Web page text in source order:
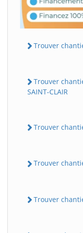
Trouver
Trouver
SAINT-CLAIR
Trouver
Trouver
Trouver